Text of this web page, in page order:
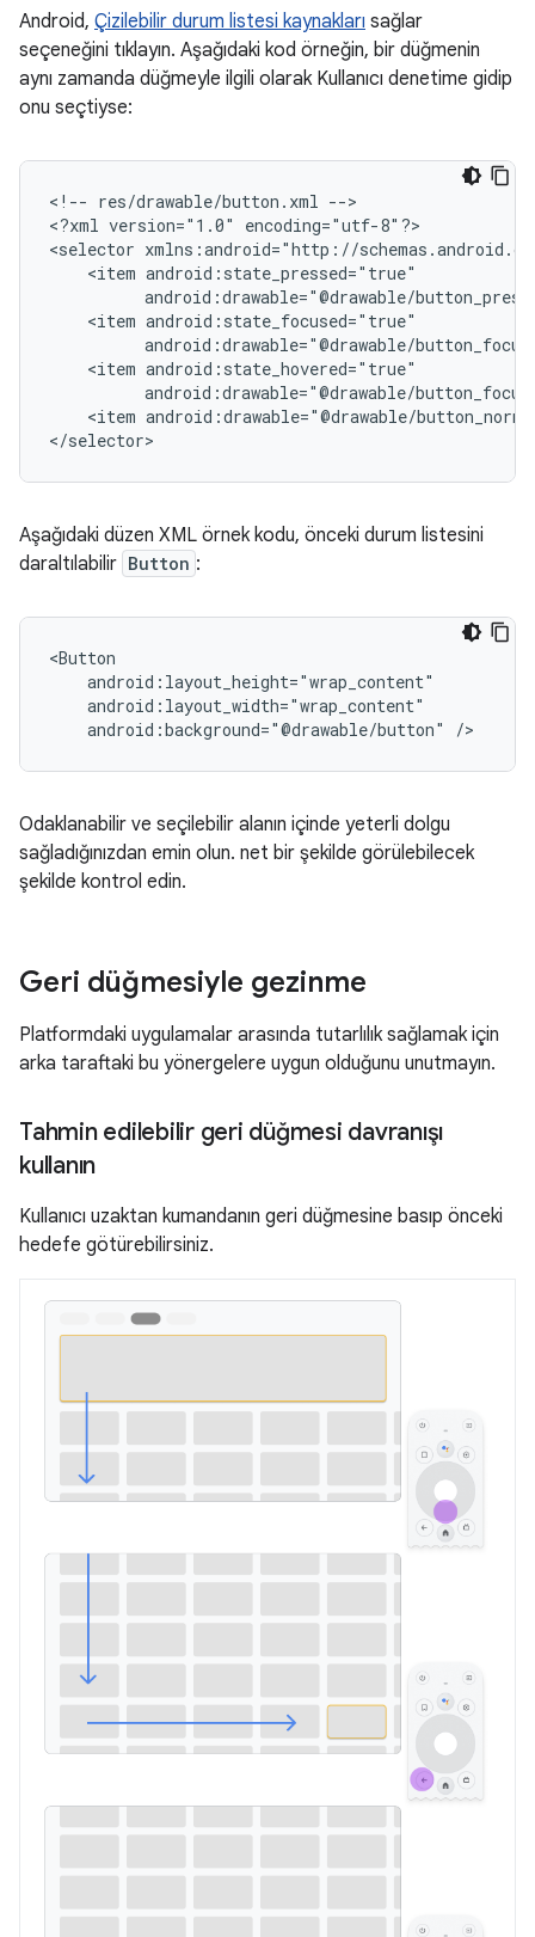
Android, Çizilebilir durum listesi kaynakları sağlar
seçeneğini tıklayın. Aşağıdaki kod örneğin, bir düğmenin
aynı zamanda düğmeyle ilgili olarak Kullanıcı denetime gidip
onu seçtiyse:
<!-- res/drawable/button.xml -->
<?xml version="1.0"
encoding="utf-8"?>
<selector
<item
android:drawable="@drawable/
<item
android:drawable="@drawable/
<item
android:drawable="@drawable/
<item android:drawable="@drawable/
Aşağıdaki düzen XML örnek kodu, önceki durum listesini
daraltılabilir Button :
android:background="@drawable/button"
Odaklanabilir ve seçilebilir alanın içinde yeterli dolgu
sağladığınızdan emin olun. net bir şekilde görülebilecek
şekilde kontrol edin.
Geri düğmesiyle gezinme
Platformdaki uygulamalar arasında tutarlılık sağlamak için
arka taraftaki bu yönergelere uygun olduğunu unutmayın.
Tahmin edilebilir geri düğmesi davranışı
kullanın
Kullanıcı uzaktan kumandanın geri düğmesine basıp önceki
hedefe götürebilirsiniz.